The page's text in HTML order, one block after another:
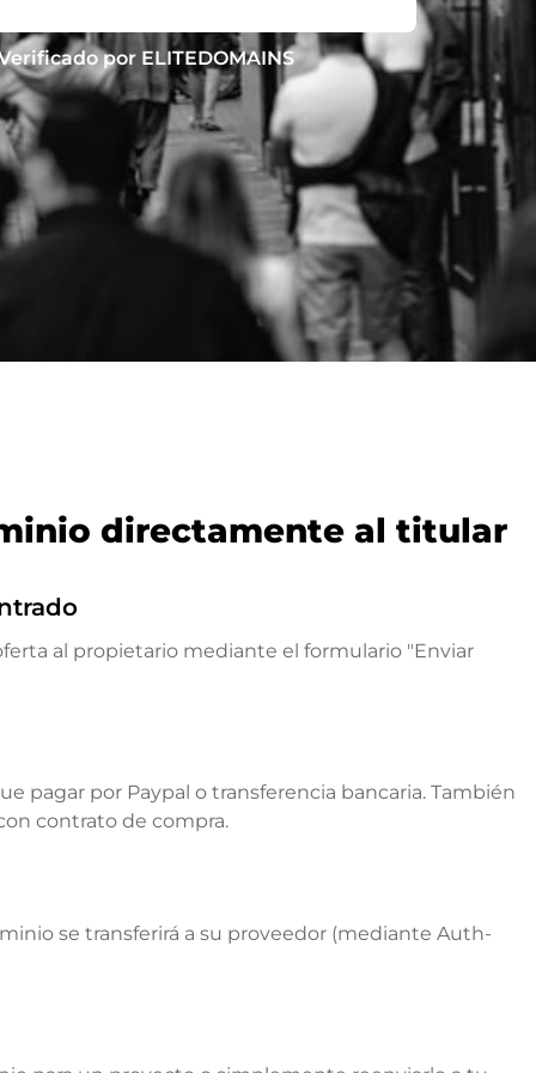
por ELITEDOMAINS
directamente al titular
al propietario mediante el formulario "Enviar
pagar por Paypal o transferencia bancaria. También
contrato de compra.
se transferirá a su proveedor (mediante Auth-